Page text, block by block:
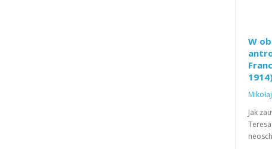
W
Jak